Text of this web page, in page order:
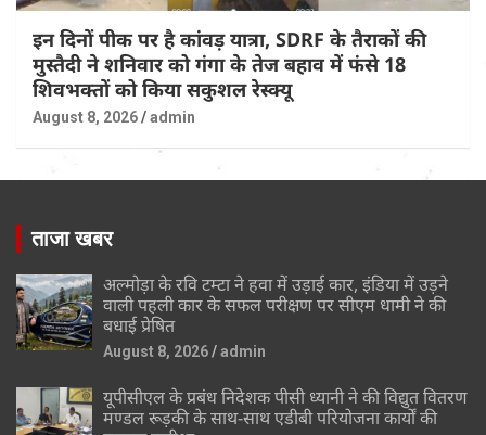
इन दिनों पीक पर है कांवड़ यात्रा, SDRF के तैराकों की
मुस्तैदी ने शनिवार को गंगा के तेज बहाव में फंसे 18
शिवभक्तों को किया सकुशल रेस्क्यू
August 8, 2026 admin
ताजा खबर
अल्मोड़ा के रवि टम्टा ने हवा में उड़ाई कार, इंडिया में उड़ने
वाली पहली कार के सफल परीक्षण पर सीएम धामी ने की
बधाई प्रेषित
August 8, 2026 admin
यूपीसीएल के प्रबंध निदेशक पीसी ध्यानी ने की विद्युत वितरण
मण्डल रूड़की के साथ-साथ एडीबी परियोजना कार्यों की